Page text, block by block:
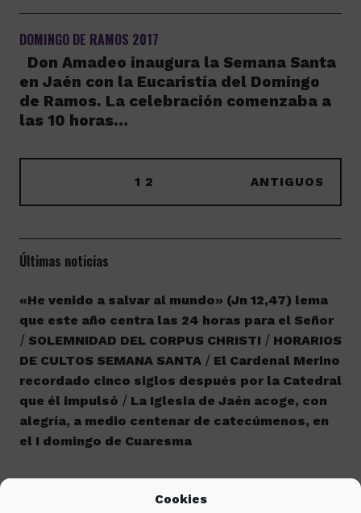
Cookies
DOMINGO DE RAMOS 2017
Don Amadeo inaugura la Semana Santa
en Jaén con la Eucaristía del Domingo
de Ramos. La celebración comenzaba a
las 10 horas…
1 2 ANTIGUOS
Últimas noticias
«He venido a salvar al mundo» (Jn 12,47) lema
que este año centra las 24 horas para el Señor
SOLEMNIDAD DEL CORPUS CHRISTI
HORARIOS
DE CULTOS SEMANA SANTA
El Cardenal Merino
recordado cinco siglos después por la Catedral
que él impulsó
La Iglesia de Jaén acoge, con
alegría, a medio centenar de catecúmenos, en
el I domingo de Cuaresma